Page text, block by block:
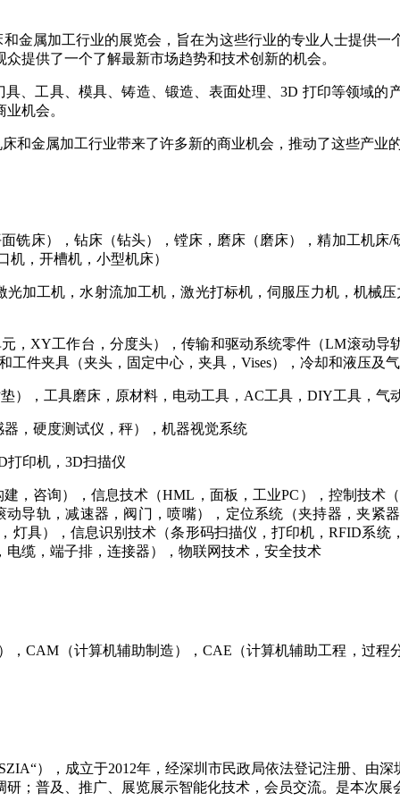
金属加工行业的展览会，旨在为这些行业的专业人士提供
提供了一个了解最新市场趋势和技术创新的机会。
、工具、模具、铸造、锻造、表面处理、3D 打印等领域
机会。
和金属加工行业带来了许多新的商业机会，推动了这些产
铣床），钻床（钻头），镗床，磨床（磨床），精加工机
，开槽机，小型机床）
加工机，水射流加工机，激光打标机，伺服压力机，机械
，XY工作台，分度头），传输和驱动系统零件（LM滚动
件夹具（夹头，固定中心，夹具，Vises），冷却和液压及
），工具磨床，原材料，电动工具，AC工具，DIY工具，气
，硬度测试仪，秤），机器视觉系统
打印机，3D扫描仪
，咨询），信息技术（HML，面板，工业PC），控制技术
导轨，减速器，阀门，喷嘴），定位系统（夹持器，夹紧
灯具），信息识别技术（条形码扫描仪，打印机，RFID系
缆，端子排，连接器），物联网技术，安全技术
，CAM（计算机辅助制造），CAE（计算机辅助工程，过
SZIA“），成立于2012年，经深圳市民政局依法登记注册、
；普及、推广、展览展示智能化技术，会员交流。是本次展